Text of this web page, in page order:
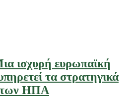
ισχυρή ευρωπαϊκή
τα στρατηγικά
των ΗΠΑ